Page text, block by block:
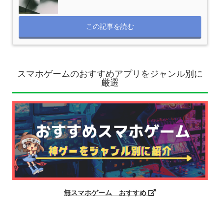
この記事を読む
スマホゲームのおすすめアプリをジャンル別に
厳選
無スマホゲーム おすすめ